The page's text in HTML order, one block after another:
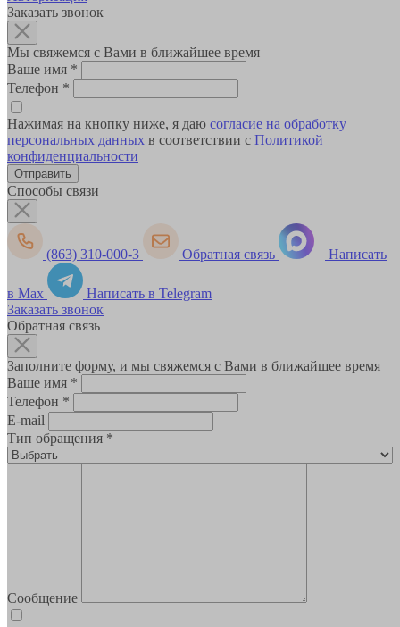
Заказать звонок
Мы свяжемся с Вами в ближайшее время
Ваше имя *
Телефон *
Нажимая на кнопку ниже, я даю согласие на обработку
персональных данных в соответствии с Политикой
конфиденциальности
Способы связи
(863) 310-000-3 Обратная связь Написать
в Max
Написать в Telegram
Заказать звонок
Обратная связь
Заполните форму, и мы свяжемся с Вами в ближайшее время
Ваше имя *
Телефон *
E-mail
Тип обращения *
Сообщение